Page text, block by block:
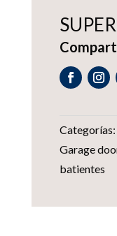
Categorías:
Garage
batientes